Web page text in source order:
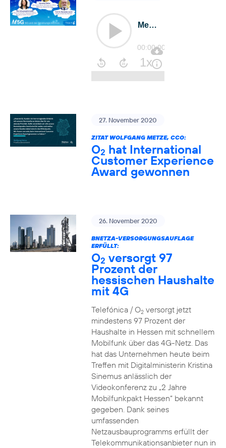
27. November 2020
ZITAT WOLFGANG METZE, CCO:
O2 hat International
Customer Experience
Award gewonnen
26. November 2020
BNETZA-VERSORGUNGSAUFLAGE
ERFÜLLT:
O2 versorgt 97
Prozent der
hessischen Haushalte
mit 4G
Telefónica / O2versorgt jetzt
mindestens 97 Prozent der
Haushalte in Hessen mit schnellem
Mobilfunk über das 4G-Netz. Das
hat das Unternehmen heute beim
Treffen mit Digitalministerin Kristina
Sinemus anlässlich der
Videokonferenz zu „2 Jahre
Mobilfunkpakt Hessen“ bekannt
gegeben. Dank seines
umfassenden
Netzausbauprogramms erfüllt der
Telekommunikationsanbieter nun in